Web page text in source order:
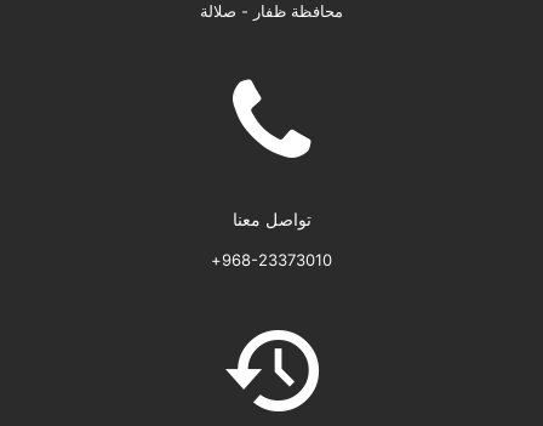
محافظة ظفار - صلالة
تواصل معنا
968-23373010+